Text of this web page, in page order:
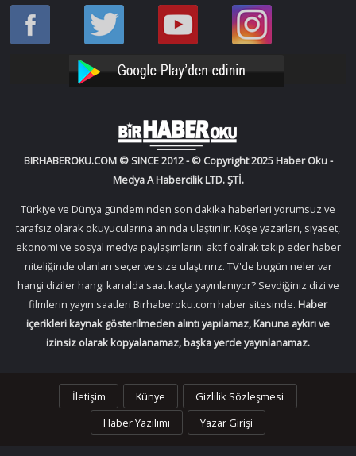
Haber
Oku
Haber
Oku
Bir
Haber
YouTube
Bir
Haber
Instagram
BIRHABEROKU.COM © SINCE 2012 - © Copyright 2025 Haber Oku -
Medya A Habercilik LTD. ŞTİ.
Türkiye ve Dünya gündeminden son dakika haberleri yorumsuz ve
tarafsız olarak okuyucularına anında ulaştırılır. Köşe yazarları, siyaset,
ekonomi ve sosyal medya paylaşımlarını aktif oalrak takip eder haber
niteliğinde olanları seçer ve size ulaştırırız. TV'de bugün neler var
hangi diziler hangi kanalda saat kaçta yayınlanıyor? Sevdiğiniz dizi ve
filmlerin yayın saatleri Birhaberoku.com haber sitesinde. Haber
içerikleri kaynak gösterilmeden alıntı yapılamaz, Kanuna aykırı ve
izinsiz olarak kopyalanamaz, başka yerde yayınlanamaz.
İletişim Künye
Gizlilik Sözleşmesi
Haber Yazılımı
Yazar Girişi